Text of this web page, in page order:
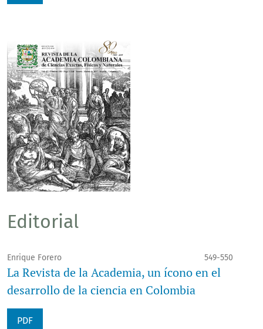
Editorial
Enrique Forero 549-550
La Revista de la Academia, un ícono en el
desarrollo de la ciencia en Colombia
PDF